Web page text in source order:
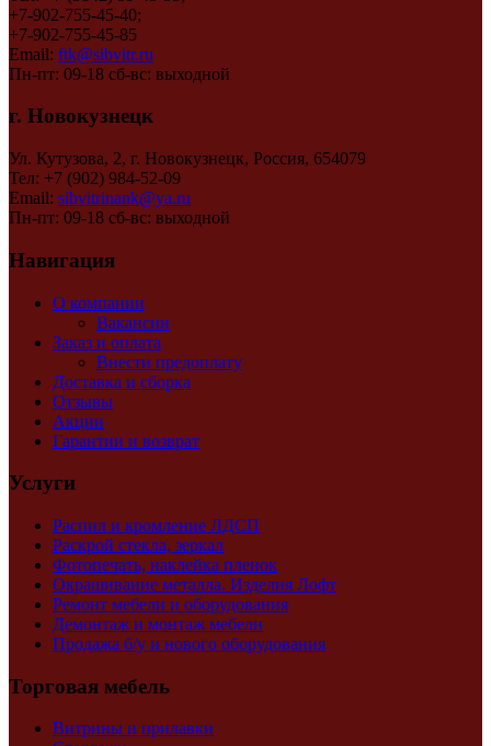
+7-902-755-45-40;
+7-902-755-45-85
Email: ftk@sibvitr.ru
Пн-пт: 09-18 сб-вс: выходной
г. Новокузнецк
Ул. Кутузова, 2, г. Новокузнецк, Россия, 654079
Тел: +7 (902) 984-52-09
Email: sibvitrinank@ya.ru
Пн-пт: 09-18 сб-вс: выходной
Навигация
О компании
Вакансии
Заказ и оплата
Внести предоплату
Доставка и сборка
Отзывы
Акции
Гарантии и возврат
Услуги
Распил и кромление ЛДСП
Раскрой стекла, зеркал
Фотопечать, наклейка пленок
Окрашивание металла. Изделия Лофт
Ремонт мебели и оборудования
Демонтаж и монтаж мебели
Продажа б/у и нового оборудования
Торговая мебель
Витрины и прилавки